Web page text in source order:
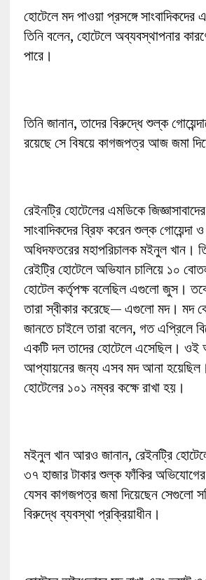
হোটেলে মদ পাওয়া প্রসঙ্গে
তিনি বলেন, হোটেলে অব্যবস্থাপনার
পারে।
তিনি জানান, তাদের বিরুদ্ধে শুল্ক
রয়েছে সে বিষয়ে কাগজপত্র আজ জমা
রেইনট্রি হোটেলের এমডিকে
সাংবাদিকদের ব্রিফ করেন শুল্ক গোয়েন্দা
অধিদফতরের মহাপরিচালক মইনুল খান।
রেইট্রি হোটেলে অভিযান চালিয়ে ১০
হোটেল কর্তৃপক্ষ বলেছিল এগুলো জুস।
তারা স্বীকার করেছে— এগুলো মদ। মদ
জানতে চাইলে তারা বলেন, গত এপ্রিলে
একটি দল তাদের হোটেলে এসেছিল। ওই
আপ্যায়নের জন্য এসব মদ আনা
হোটেলের ১০১ নম্বর কক্ষে রাখা হয়।
মইনুল খান আরও জানান, রেইনট্রি
৩৭ হাজার টাকার শুল্ক ফাঁকির অভিযোগের
যেসব কাগজপত্র জমা দিয়েছেন সেগুলো
বিরুদ্ধে ব্যবস্থা প্রক্রিয়াধীন।